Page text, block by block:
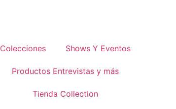
Colecciones Shows Y Eventos
Productos Entrevistas y más
Tienda Collection